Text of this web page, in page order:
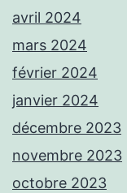
avril 2024
mars 2024
février 2024
janvier 2024
décembre 2023
novembre 2023
octobre 2023